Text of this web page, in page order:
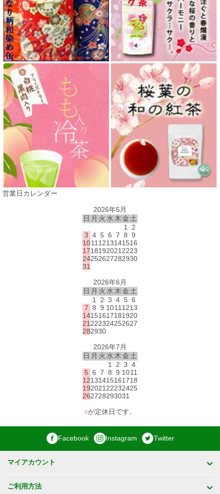
営業日カレンダー
2026年5月
日 月 火 水木金土
1 2
3 4 5 6 7 8 9
10111213141516
17181920212223
24252627282930
31
2026年6月
日 月 火 水木金土
1 2 3 4 5 6
7 8 9 10111213
14151617181920
21222324252627
282930
2026年7月
日 月 火 水木金土
1 2 3 4
5 6 7 8 9 1011
12131415161718
19202122232425
262728293031
■が定休日です。
Facebook Instagram Twitter
マイアカウント
ご利用方法